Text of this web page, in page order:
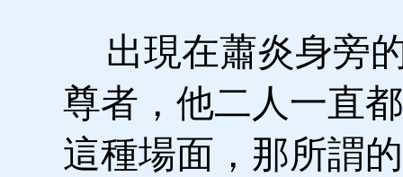
出現在蕭炎身旁
尊者，他二人一直
這種場面，那所謂